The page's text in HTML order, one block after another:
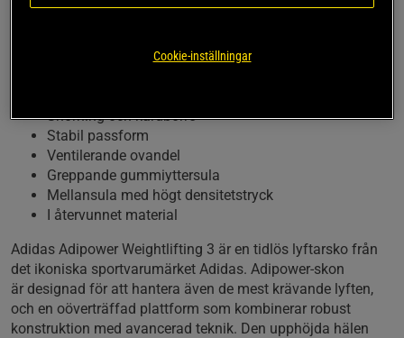
Adipower Weightlifting 3 Skon är en tidlös
utformad för att stå emot tung belastning och ge dig
Snörning och kardborre
Stabil passform
Ventilerande ovandel
Greppande gummiyttersula
Mellansula med högt densitetstryck
I återvunnet material
Adidas Adipower Weightlifting 3 är en tidlös lyftarsko från
det ikoniska sportvarumärket Adidas. Adipower-skon
är designad för att hantera även de mest krävande lyften,
och en oöverträffad plattform som kombinerar robust
konstruktion med avancerad teknik. Den upphöjda hälen
Cookie-inställningar